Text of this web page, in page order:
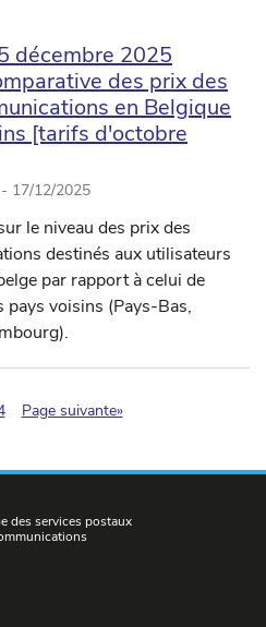
décembre 2025
des prix des
en Belgique
[tarifs d'octobre
17/12/2025
le niveau des prix des
destinés aux utilisateurs
par rapport à celui de
voisins (Pays-Bas,
Page suivante»
des services postaux